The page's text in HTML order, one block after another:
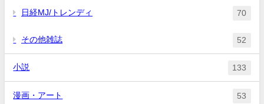
日経MJ/トレンディ 70
その他雑誌 52
小説 133
漫画・アート 53